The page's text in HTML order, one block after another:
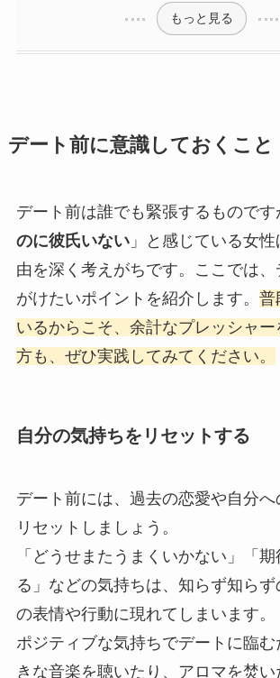
もっと見る
デート前に意識しておくこと
デート前は誰でも緊張するものです
のに彼氏いない」と感じている女
由を深く考えがちです。ここでは
がけたいポイントを紹介します。 普
いるからこそ、余計なプレッシャ
方も、ぜひ実践してみてください。
自分の気持ちをリセットする
デート前には、過去の恋愛や自分
リセットしましょう。
「どうせまたうまくいかない」「
る」などの気持ちは、知らず知ら
の表情や行動に現れてしまいます。
ポジティブな気持ちでデートに臨
きな音楽を聴いたり、アロマを焚